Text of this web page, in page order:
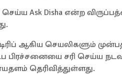
Ask Disha என்ற
ஆகிய செயலிகளும்
பிரச்சனையை சரி செய்ய
தெரிவித்துள்ளது.